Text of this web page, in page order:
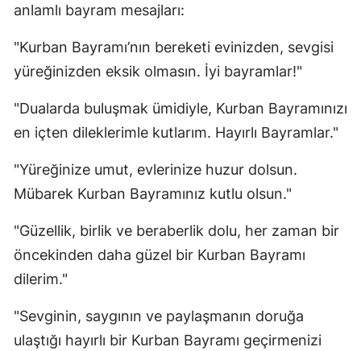
anlamlı bayram mesajları:
"Kurban Bayramı’nın bereketi evinizden, sevgisi
yüreğinizden eksik olmasın. İyi bayramlar!"
"Dualarda buluşmak ümidiyle, Kurban Bayramınızı
en içten dileklerimle kutlarım. Hayırlı Bayramlar."
"Yüreğinize umut, evlerinize huzur dolsun.
Mübarek Kurban Bayramınız kutlu olsun."
"Güzellik, birlik ve beraberlik dolu, her zaman bir
öncekinden daha güzel bir Kurban Bayramı
dilerim."
"Sevginin, saygının ve paylaşmanın doruğa
ulaştığı hayırlı bir Kurban Bayramı geçirmenizi